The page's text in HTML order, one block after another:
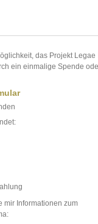
das Projekt
ein einmalige Spende
mir Informationen zum